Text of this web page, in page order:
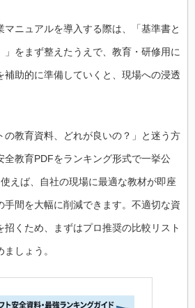
マニュアルを導入する際は、「基準書と
」をまず整えたうえで、教育・研修用に
補助的に準備していくと、現場への浸透
の教育資料、どれが良いの？」と迷う方
全教育PDFをランキング形式で一挙公
えば、自社の現場に最適な教材が即座
手間を大幅に削減できます。不適切な資
くため、まずはプロ推奨の比較リスト
しょう。